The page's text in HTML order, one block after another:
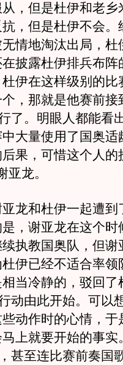
，但是杜伊和老乡
，但是杜伊不会。
情地淘汰出局，杜
披露杜伊排兵布阵
伊在这样级别的比
，那就是他赛前接
了。明眼人都能看
大量使用了国奥适
果，可惜这个人的
龙。
和杜伊一起遭到
，谢亚龙在这个时
执教国奥队，但谢
伊已经不适合率领
当冷静的，驳回了
动由此开始。可以
动作时的心情，于
上就要开始的事实
甚至连比赛前奏国